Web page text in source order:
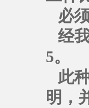
必
经
5。
此
明，